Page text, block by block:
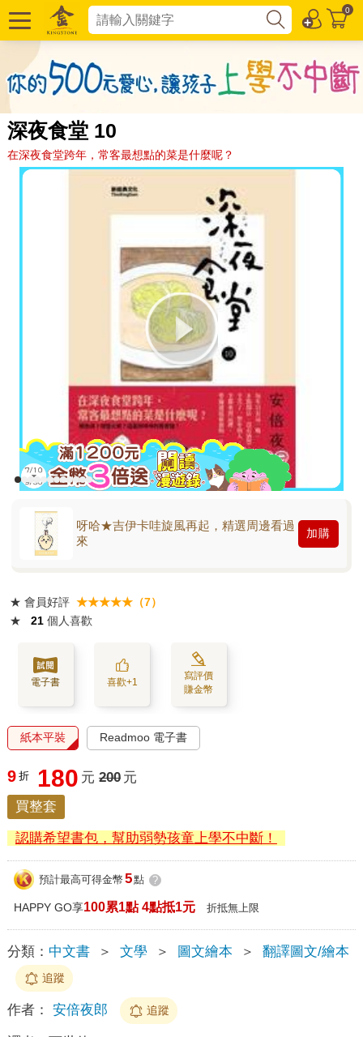
0
深夜食堂 10
在深夜食堂跨年，常客最想點的菜是什麼呢？
呀哈★吉伊卡哇旋風再起，精選周邊看過
來
加購
★ 會員好評 ★★★★★（7）
★
21 個人喜歡
電子書 喜歡+1
寫評價
賺金幣
紙本平裝 Readmoo 電子書
9 折 180 元 200 元
買整套
認購希望書包，幫助弱勢孩童上學不中斷！
預計最高可得金幣 5點 ?
HAPPY GO享100累1點 4點抵1元 折抵無上限
分類： 中文書 ＞ 文學 ＞ 圖文繪本 ＞ 翻譯圖文/繪本
追蹤
作者： 安倍夜郎 追蹤